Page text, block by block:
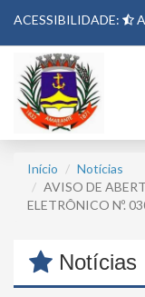
ACESSIBILIDADE:
Início
Notícias
AVISO DE
ELETRÔNICO Nº.
Notícias